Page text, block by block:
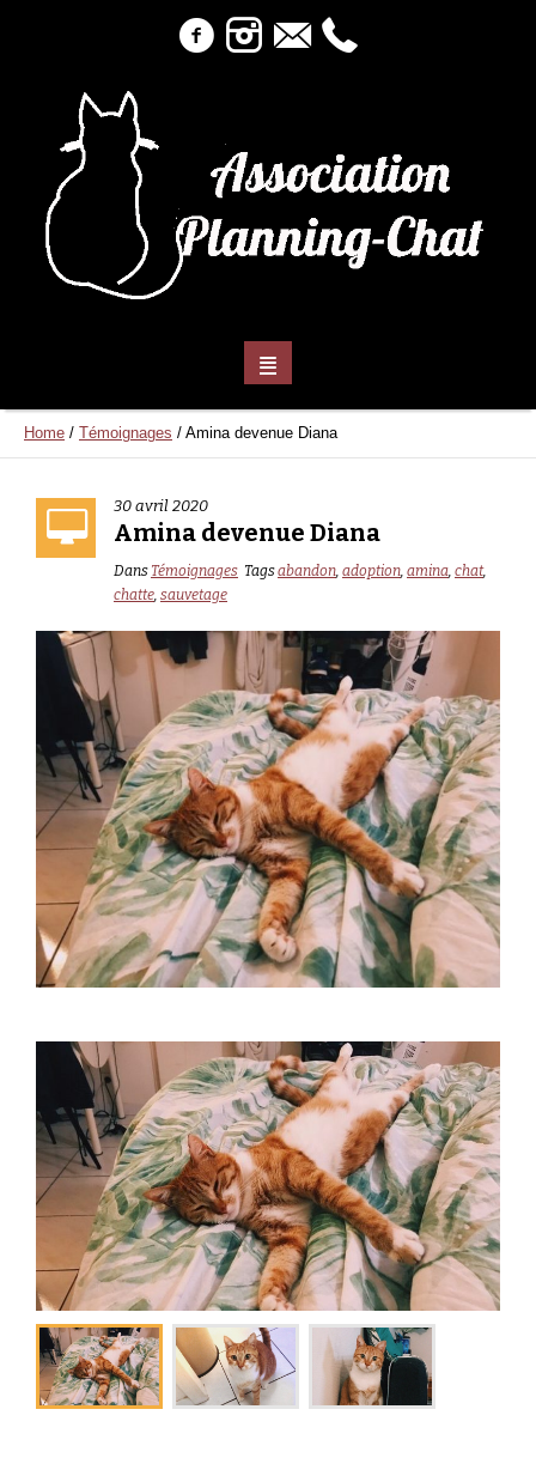
Home / Témoignages / Amina devenue Diana
30 avril 2020
Amina devenue Diana
Dans Témoignages Tagsabandon, adoption, amina, chat,
chatte, sauvetage